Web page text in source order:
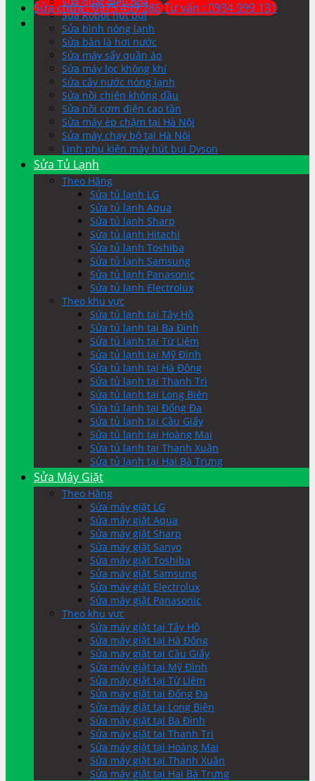
Sửa chữa : 0975 499 286Tư vấn : 0934 999 131
Sửa Robot hút bụi
Sửa bình nóng lạnh
Sửa bàn là hơi nước
Sửa máy sấy quần áo
Sửa máy lọc không khí
Sửa cây nước nóng lạnh
Sửa nồi chiên không dầu
Sửa nồi cơm điện cao tần
Sửa máy ép chậm tại Hà Nội
Sửa máy chạy bộ tại Hà Nội
Linh phụ kiện máy hút bụi Dyson
Sửa Tủ Lạnh
Theo Hãng
Sửa tủ lạnh LG
Sửa tủ lạnh Aqua
Sửa tủ lạnh Sharp
Sửa tủ lạnh Hitachi
Sửa tủ lạnh Toshiba
Sửa tủ lạnh Samsung
Sửa tủ lạnh Panasonic
Sửa tủ lạnh Electrolux
Theo khu vực
Sửa tủ lạnh tại Tây Hồ
Sửa tủ lạnh tại Ba Đình
Sửa tủ lạnh tại Từ Liêm
Sửa tủ lạnh tại Mỹ Đình
Sửa tủ lạnh tại Hà Đông
Sửa tủ lạnh tại Thanh Trì
Sửa tủ lạnh tại Long Biên
Sửa tủ lạnh tại Đống Đa
Sửa tủ lạnh tại Cầu Giấy
Sửa tủ lạnh tại Hoàng Mai
Sửa tủ lạnh tại Thanh Xuân
Sửa tủ lạnh tại Hai Bà Trưng
Sửa Máy Giặt
Theo Hãng
Sửa máy giặt LG
Sửa máy giặt Aqua
Sửa máy giặt Sharp
Sửa máy giặt Sanyo
Sửa máy giặt Toshiba
Sửa máy giặt Samsung
Sửa máy giặt Electrolux
Sửa máy giặt Panasonic
Theo khu vực
Sửa máy giặt tại Tây Hồ
Sửa máy giặt tại Hà Đông
Sửa máy giặt tại Cầu Giấy
Sửa máy giặt tại Mỹ Đình
Sửa máy giặt tại Từ Liêm
Sửa máy giặt tại Đống Đa
Sửa máy giặt tại Long Biên
Sửa máy giặt tại Ba Đình
Sửa máy giặt tại Thanh Trì
Sửa máy giặt tại Hoàng Mai
Sửa máy giặt tại Thanh Xuân
Sửa máy giặt tại Hai Bà Trưng